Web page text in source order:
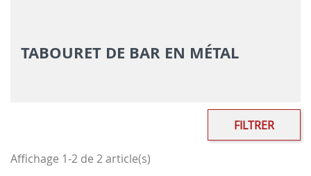
TABOURET DE BAR EN MÉTAL
FILTRER
Affichage 1-2 de 2 article(s)